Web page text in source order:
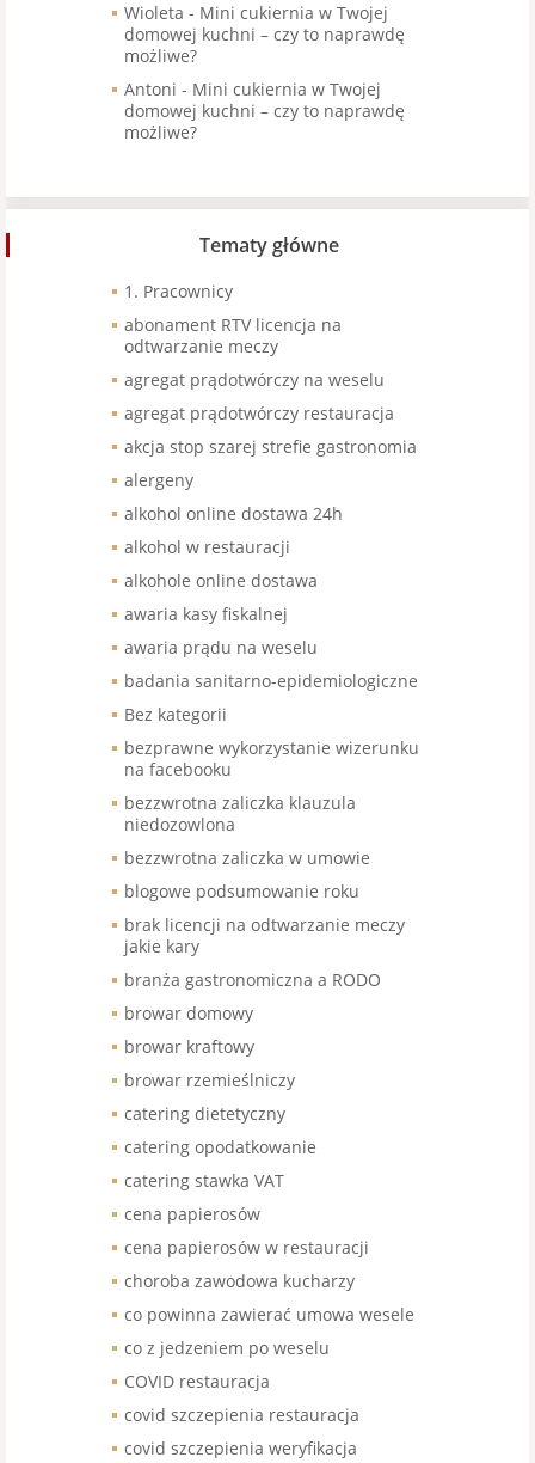
Wioleta - Mini cukiernia w Twojej
domowej kuchni – czy to naprawdę
możliwe?
Antoni - Mini cukiernia w Twojej
domowej kuchni – czy to naprawdę
możliwe?
Tematy główne
1. Pracownicy
abonament RTV licencja na
odtwarzanie meczy
agregat prądotwórczy na weselu
agregat prądotwórczy restauracja
akcja stop szarej strefie gastronomia
alergeny
alkohol online dostawa 24h
alkohol w restauracji
alkohole online dostawa
awaria kasy fiskalnej
awaria prądu na weselu
badania sanitarno-epidemiologiczne
Bez kategorii
bezprawne wykorzystanie wizerunku
na facebooku
bezzwrotna zaliczka klauzula
niedozowlona
bezzwrotna zaliczka w umowie
blogowe podsumowanie roku
brak licencji na odtwarzanie meczy
jakie kary
branża gastronomiczna a RODO
browar domowy
browar kraftowy
browar rzemieślniczy
catering dietetyczny
catering opodatkowanie
catering stawka VAT
cena papierosów
cena papierosów w restauracji
choroba zawodowa kucharzy
co powinna zawierać umowa wesele
co z jedzeniem po weselu
COVID restauracja
covid szczepienia restauracja
covid szczepienia weryfikacja